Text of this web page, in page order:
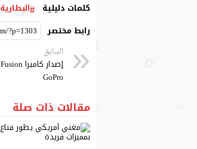
كلمات دليلية البطارية
رابط مختصر
السابق
GoPro
مقالات ذات صلة